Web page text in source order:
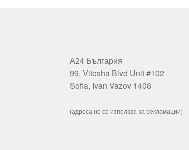
А24 България
99, Vitosha Blvd Unit #102
Sofia, Ivan Vazov 1408
(адреса не се използва за рекламации)